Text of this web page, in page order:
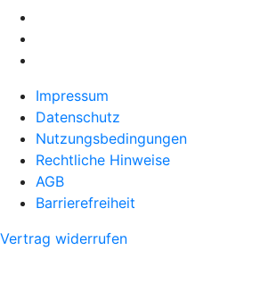
Impressum
Datenschutz
Nutzungsbedingungen
Rechtliche Hinweise
AGB
Barrierefreiheit
Vertrag widerrufen